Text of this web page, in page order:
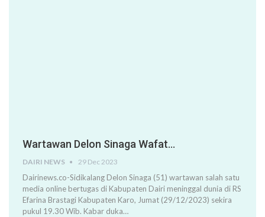
Wartawan Delon Sinaga Wafat…
DAIRI NEWS 29 Dec 2023
Dairinews.co-Sidikalang Delon Sinaga (51) wartawan salah satu
media online bertugas di Kabupaten Dairi meninggal dunia di RS
Efarina Brastagi Kabupaten Karo, Jumat (29/12/2023) sekira
pukul 19.30 Wib. Kabar duka…